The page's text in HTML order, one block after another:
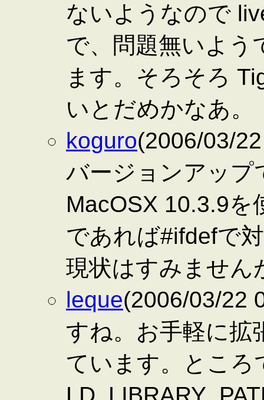
ないようなので
で、問題無いよう
ます。そろそろ
いとだめかなあ。
koguro(2006/03/
バージョンアップ
MacOSX 10.3.9
であれば#ifdefで
現状はすみません
leque(2006/03/22
すね。お手軽に拡
ています。ところ